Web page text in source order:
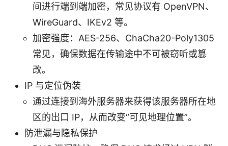
间进行端到端加密，常见协议有 OpenVPN、
WireGuard、IKEv2 等。
加密强度：AES-256、ChaCha20-Poly1305
常见，确保数据在传输途中不可被窃听或篡
改。
IP 与定位伪装
通过连接到海外服务器来获得该服务器所在地
区的出口 IP，从而改变“可见地理位置”。
防泄漏与隐私保护